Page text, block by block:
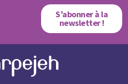
S’abonner à la
newsletter !